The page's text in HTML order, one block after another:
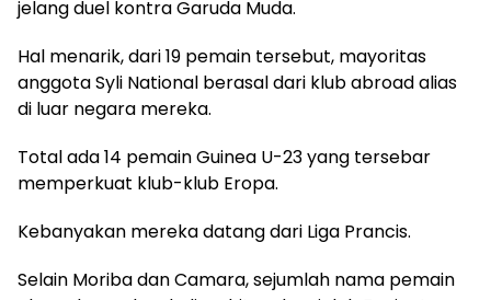
jelang duel kontra Garuda Muda.
Hal menarik, dari 19 pemain tersebut, mayoritas
anggota Syli National berasal dari klub abroad alias
di luar negara mereka.
Total ada 14 pemain Guinea U-23 yang tersebar
memperkuat klub-klub Eropa.
Kebanyakan mereka datang dari Liga Prancis.
Selain Moriba dan Camara, sejumlah nama pemain